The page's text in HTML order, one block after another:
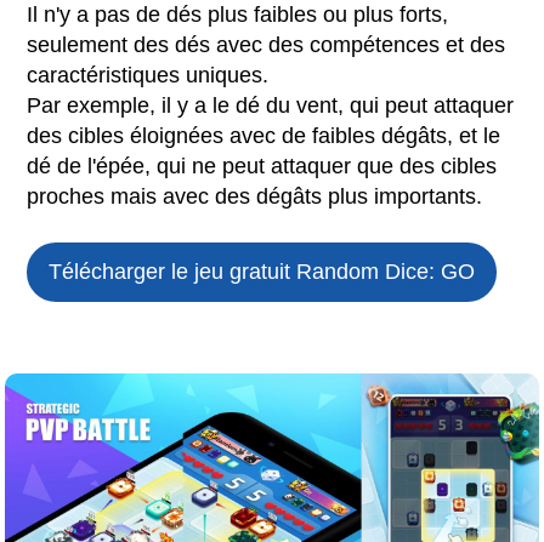
Il n'y a pas de dés plus faibles ou plus forts,
seulement des dés avec des compétences et des
caractéristiques uniques.
Par exemple, il y a le dé du vent, qui peut attaquer
des cibles éloignées avec de faibles dégâts, et le
dé de l'épée, qui ne peut attaquer que des cibles
proches mais avec des dégâts plus importants.
Télécharger le jeu gratuit Random Dice: GO